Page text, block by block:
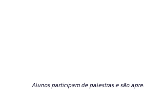
Alunos participam de palestras e são